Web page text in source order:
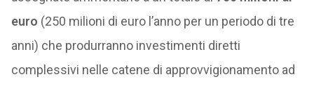
euro (250 milioni di euro l’anno per un periodo di tre
anni) che produrranno investimenti diretti
complessivi nelle catene di approvvigionamento ad